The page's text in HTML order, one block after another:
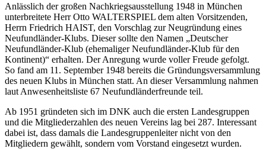
Anlässlich der großen Nachkriegsausstellung 1948 in München
unterbreitete Herr Otto WALTERSPIEL dem alten Vorsitzenden,
Herrn Friedrich HAIST, den Vorschlag zur Neugründung eines
Neufundländer-Klubs. Dieser sollte den Namen „Deutscher
Neufundländer-Klub (ehemaliger Neufundländer-Klub für den
Kontinent)“ erhalten. Der Anregung wurde voller Freude gefolgt.
So fand am 11. September 1948 bereits die Gründungsversammlung
des neuen Klubs in München statt. An dieser Versammlung nahmen
laut Anwesenheitsliste 67 Neufundländerfreunde teil.
Ab 1951 gründeten sich im DNK auch die ersten Landesgruppen
und die Mitgliederzahlen des neuen Vereins lag bei 287. Interessant
dabei ist, dass damals die Landesgruppenleiter nicht von den
Mitgliedern gewählt, sondern vom Vorstand eingesetzt wurden.